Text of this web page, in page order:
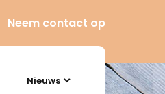
Neem contact op
Nieuws